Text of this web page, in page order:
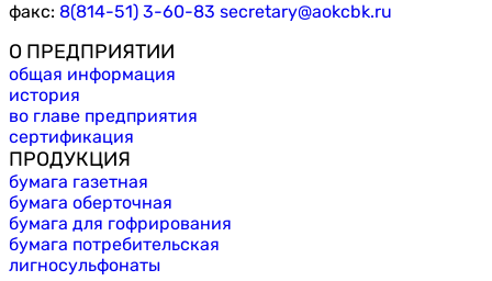
факс: 8(814-51) 3-60-83 secretary@aokcbk.ru
О ПРЕДПРИЯТИИ
общая информация
история
во главе предприятия
сертификация
ПРОДУКЦИЯ
бумага газетная
бумага оберточная
бумага для гофрирования
бумага потребительская
лигносульфонаты